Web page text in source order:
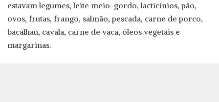
estavam legumes, leite meio-gordo, lacticínios, pão,
ovos, frutas, frango, salmão, pescada, carne de porco,
bacalhau, cavala, carne de vaca, óleos vegetais e
margarinas.